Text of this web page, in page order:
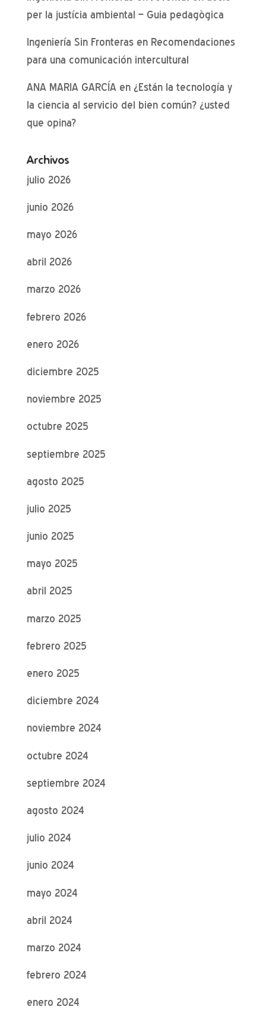
per la justícia ambiental – Guia pedagògica
Ingeniería Sin Fronterasen Recomendaciones
para una comunicación intercultural
ANA MARIA GARCÍAen ¿Están la tecnología y
la ciencia al servicio del bien común? ¿usted
que opina?
Archivos
julio 2026
junio 2026
mayo 2026
abril 2026
marzo 2026
febrero 2026
enero 2026
diciembre 2025
noviembre 2025
octubre 2025
septiembre 2025
agosto 2025
julio 2025
junio 2025
mayo 2025
abril 2025
marzo 2025
febrero 2025
enero 2025
diciembre 2024
noviembre 2024
octubre 2024
septiembre 2024
agosto 2024
julio 2024
junio 2024
mayo 2024
abril 2024
marzo 2024
febrero 2024
enero 2024